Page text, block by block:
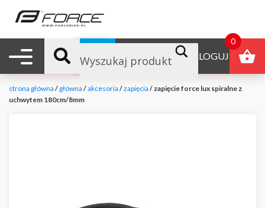
Nawigacja mobilna ZALOGUJ
B2B
strona główna / główna /akcesoria /zapięcia / zapięcie force lux spiralne z
uchwytem 180cm/8mm
0